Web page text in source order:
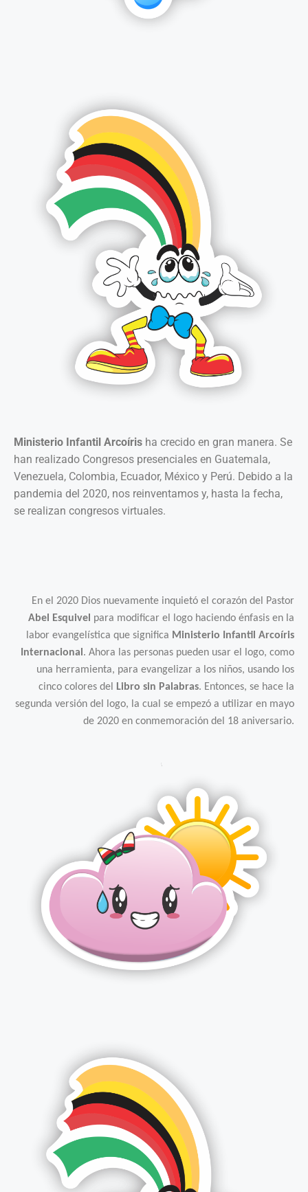
Ministerio Infantil Arcoíris ha crecido en gran manera. Se
han realizado Congresos presenciales en Guatemala,
Venezuela, Colombia, Ecuador, México y Perú. Debido a la
pandemia del 2020, nos reinventamos y, hasta la fecha,
se realizan congresos virtuales.
En el 2020 Dios nuevamente inquietó el corazón del Pastor
Abel Esquivel para modificar el logo haciendo énfasis en la
labor evangelística que significa Ministerio Infantil Arcoíris
Internacional. Ahora las personas pueden usar el logo, como
una herramienta, para evangelizar a los niños, usando los
cinco colores del Libro sin Palabras. Entonces, se hace la
segunda versión del logo, la cual se empezó a utilizar en mayo
de 2020 en conmemoración del 18 aniversario.